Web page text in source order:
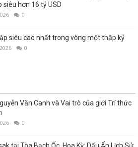
siêu hơn 16 tỷ USD
0
siêu cao nhất trong vòng một thập kỷ
0
Văn Canh và Vai trò của giới Trí thức
0